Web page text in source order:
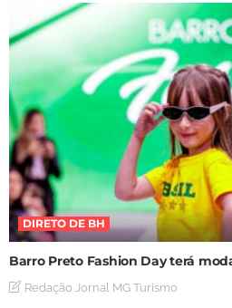
DIRETO DE BH
Barro Preto Fashion Day terá
Redação Jornal MG Turismo